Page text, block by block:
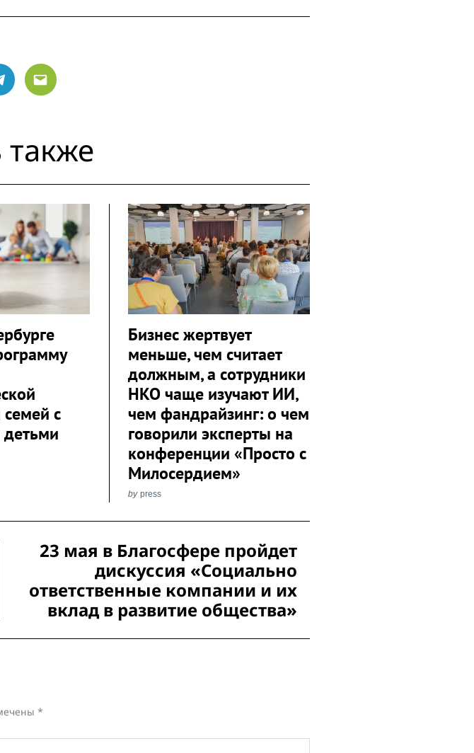
Email
также
с
Бизнес жертвует
меньше, чем считает
должным, а сотрудники
НКО чаще изучают ИИ,
чем фандрайзинг: о чем
говорили эксперты на
конференции «Просто с
Милосердием»
by press
23 мая в Благосфере пройдет
дискуссия «Социально
ответственные компании и их
вклад в развитие общества»
*